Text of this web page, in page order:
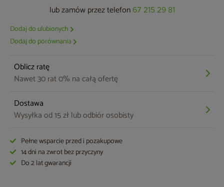
lub zamów przez telefon 67 215 29 81
Dodaj do ulubionych
Dodaj do porównania
Oblicz ratę
Nawet 30 rat 0% na całą ofertę
Dostawa
Wysyłka od 15 zł lub odbiór osobisty
Pełne wsparcie przed i pozakupowe
14 dni na zwrot bez przyczyny
Do 2 lat gwarancji